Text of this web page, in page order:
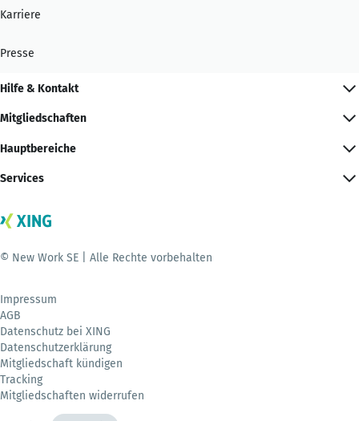
Karriere
Presse
Hilfe & Kontakt
Mitgliedschaften
Hauptbereiche
Services
© New Work SE | Alle Rechte vorbehalten
Impressum
AGB
Datenschutz bei XING
Datenschutzerklärung
Mitgliedschaft kündigen
Tracking
Mitgliedschaften widerrufen